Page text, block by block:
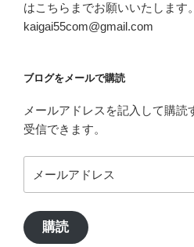
はこちらまでお願いいたします。
kaigai55com@gmail.com
ブログをメールで購読
メールアドレスを記入して購
受信できます。
ー
ア
ド
購読